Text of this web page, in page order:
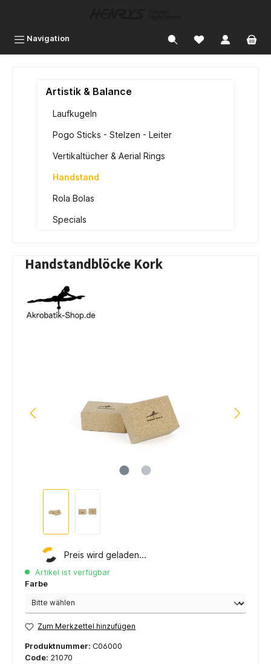
Navigation
Artistik & Balance
Laufkugeln
Pogo Sticks - Stelzen - Leiter
Vertikaltücher & Aerial Rings
Handstand
Rola Bolas
Specials
Handstandblöcke Kork
Preis wird geladen...
Artikel ist verfügbar
Farbe
Zum Merkzettel hinzufügen
Produktnummer: C06000
Code: 21070